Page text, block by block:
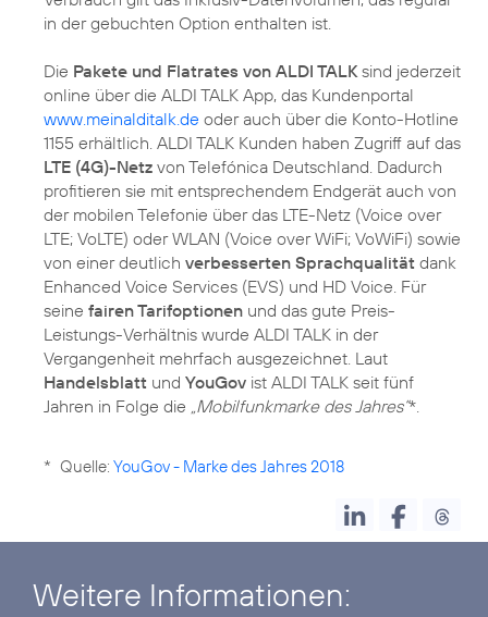
in der gebuchten Option enthalten ist.
Die Pakete und Flatrates von ALDI TALKsind jederzeit
online über die ALDI TALK App, das Kundenportal
www.meinalditalk.de oder auch über die Konto-Hotline
1155 erhältlich. ALDI TALK Kunden haben Zugriff auf das
LTE (4G)-Netz von Telefónica Deutschland. Dadurch
profitieren sie mit entsprechendem Endgerät auch von
der mobilen Telefonie über das LTE-Netz (Voice over
LTE; VoLTE) oder WLAN (Voice over WiFi; VoWiFi) sowie
von einer deutlich verbesserten Sprachqualität dank
Enhanced Voice Services (EVS) und HD Voice. Für
seine fairen Tarifoptionen und das gute Preis-
Leistungs-Verhältnis wurde ALDI TALK in der
Vergangenheit mehrfach ausgezeichnet. Laut
Handelsblatt und YouGov ist ALDI TALK seit fünf
Jahren in Folge die „Mobilfunkmarke des Jahres“*.
* Quelle: YouGov - Marke des Jahres 2018
Weitere Informationen: